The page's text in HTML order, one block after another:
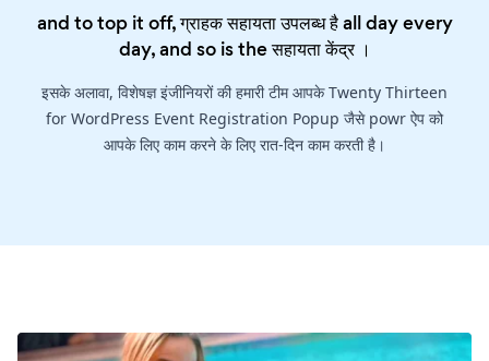
and to top it off, ग्राहक सहायता उपलब्ध है all day every
day, and so is theसहायता केंद्र।
इसके अलावा, विशेषज्ञ इंजीनियरों की हमारी टीम आपके Twenty Thirteen
for WordPress Event Registration Popup जैसे powr ऐप को
आपके लिए काम करने के लिए रात-दिन काम करती है।